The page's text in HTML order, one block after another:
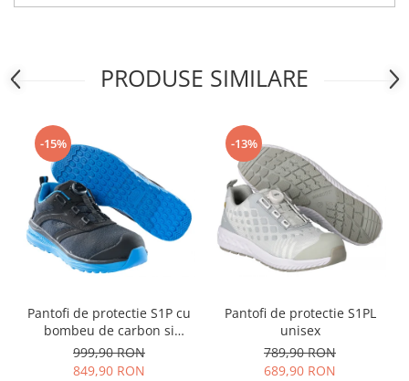
personalizate
Protectia muncii si Imbracaminte
Imbracaminte
Tricouri
Bluze & Pulovere
Camasi
Pantaloni
Pantaloni cu pieptar
Jachete
Impermeabile
PRODUSE SIMILARE
-15%
Pantofi de protectie S1P cu
bombeu de carbon si
inchidere BOAÂ® Fit
999,90 RON
849,90 RON
-13%
Pantofi de protectie S1PL
unisex
789,90 RON
689,90 RON